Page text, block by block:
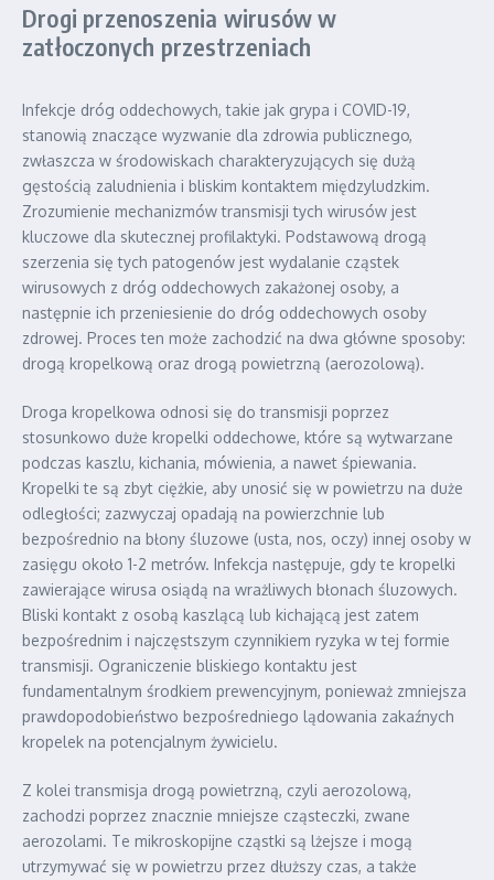
Drogi przenoszenia wirusów w
zatłoczonych przestrzeniach
Infekcje dróg oddechowych, takie jak grypa i COVID-19,
stanowią znaczące wyzwanie dla zdrowia publicznego,
zwłaszcza w środowiskach charakteryzujących się dużą
gęstością zaludnienia i bliskim kontaktem międzyludzkim.
Zrozumienie mechanizmów transmisji tych wirusów jest
kluczowe dla skutecznej profilaktyki. Podstawową drogą
szerzenia się tych patogenów jest wydalanie cząstek
wirusowych z dróg oddechowych zakażonej osoby, a
następnie ich przeniesienie do dróg oddechowych osoby
zdrowej. Proces ten może zachodzić na dwa główne sposoby:
drogą kropelkową oraz drogą powietrzną (aerozolową).
Droga kropelkowa odnosi się do transmisji poprzez
stosunkowo duże kropelki oddechowe, które są wytwarzane
podczas kaszlu, kichania, mówienia, a nawet śpiewania.
Kropelki te są zbyt ciężkie, aby unosić się w powietrzu na duże
odległości; zazwyczaj opadają na powierzchnie lub
bezpośrednio na błony śluzowe (usta, nos, oczy) innej osoby w
zasięgu około 1-2 metrów. Infekcja następuje, gdy te kropelki
zawierające wirusa osiądą na wrażliwych błonach śluzowych.
Bliski kontakt z osobą kaszlącą lub kichającą jest zatem
bezpośrednim i najczęstszym czynnikiem ryzyka w tej formie
transmisji. Ograniczenie bliskiego kontaktu jest
fundamentalnym środkiem prewencyjnym, ponieważ zmniejsza
prawdopodobieństwo bezpośredniego lądowania zakaźnych
kropelek na potencjalnym żywicielu.
Z kolei transmisja drogą powietrzną, czyli aerozolową,
zachodzi poprzez znacznie mniejsze cząsteczki, zwane
aerozolami. Te mikroskopijne cząstki są lżejsze i mogą
utrzymywać się w powietrzu przez dłuższy czas, a także